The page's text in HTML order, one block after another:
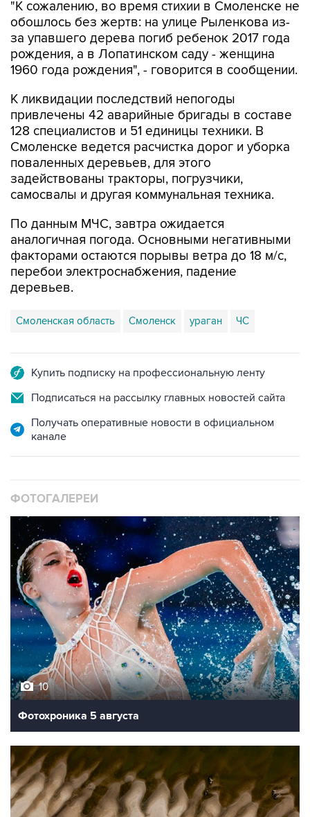
за упавшего дерева погиб ребенок 2017 года
рождения, а в Лопатинском саду - женщина
1960 года рождения", - говорится в сообщении.
К ликвидации последствий непогоды
128 специалистов и 51 единицы техники. В
Смоленске ведется расчистка дорог и уборка
поваленных деревьев, для этого
задействованы тракторы, погрузчики,
самосвалы и другая коммунальная техника.
По данным МЧС, завтра ожидается
факторами остаются порывы ветра до 18 м/с,
перебои электроснабжения, падение
деревьев.
Смоленская область
Подписаться на рассылку главных новостей сайта
Получать оперативные новости в официальном
канале
10
Фотохроника 5 августа